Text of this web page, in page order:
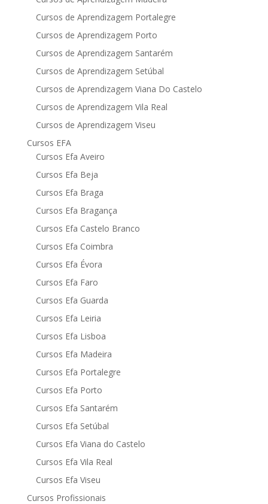
Cursos de Aprendizagem Portalegre
Cursos de Aprendizagem Porto
Cursos de Aprendizagem Santarém
Cursos de Aprendizagem Setúbal
Cursos de Aprendizagem Viana Do Castelo
Cursos de Aprendizagem Vila Real
Cursos de Aprendizagem Viseu
Cursos EFA
Cursos Efa Aveiro
Cursos Efa Beja
Cursos Efa Braga
Cursos Efa Bragança
Cursos Efa Castelo Branco
Cursos Efa Coimbra
Cursos Efa Évora
Cursos Efa Faro
Cursos Efa Guarda
Cursos Efa Leiria
Cursos Efa Lisboa
Cursos Efa Madeira
Cursos Efa Portalegre
Cursos Efa Porto
Cursos Efa Santarém
Cursos Efa Setúbal
Cursos Efa Viana do Castelo
Cursos Efa Vila Real
Cursos Efa Viseu
Cursos Profissionais